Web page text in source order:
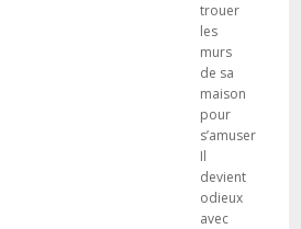
trouer
les
murs
de sa
maison
pour
s’amuser.
Il
devient
odieux
avec